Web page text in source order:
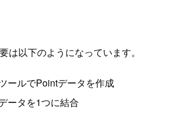
は以下のようになっています。
ールでPointデータを作成
ータを1つに結合